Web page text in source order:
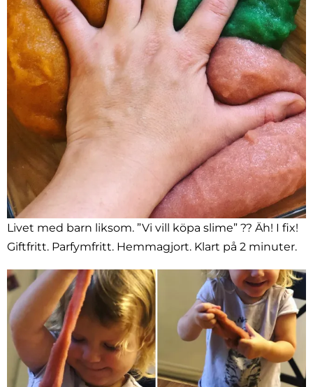
Livet med barn liksom. ”Vi vill köpa slime” ?? Äh! I fix!
Giftfritt. Parfymfritt. Hemmagjort. Klart på 2 minuter.